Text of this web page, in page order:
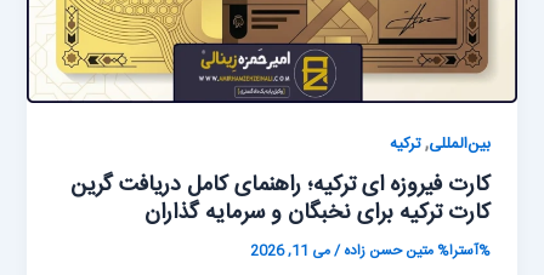
بین‌المللی,ترکیه
کارت فیروزه ای ترکیه؛ راهنمای کامل دریافت گرین
کارت ترکیه برای نخبگان و سرمایه گذاران
%آسترا%متین حسن زاده/می 11, 2026